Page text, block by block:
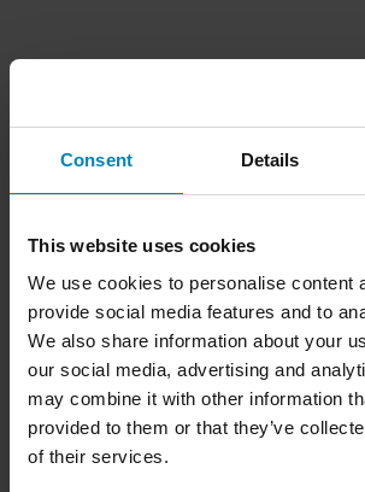
Consent Details
This website uses cookies
We use cookies to personalise content
provide social media features and to
We also share information about your
our social media, advertising and
may combine it with other information
provided to them or that they’ve
of their services.